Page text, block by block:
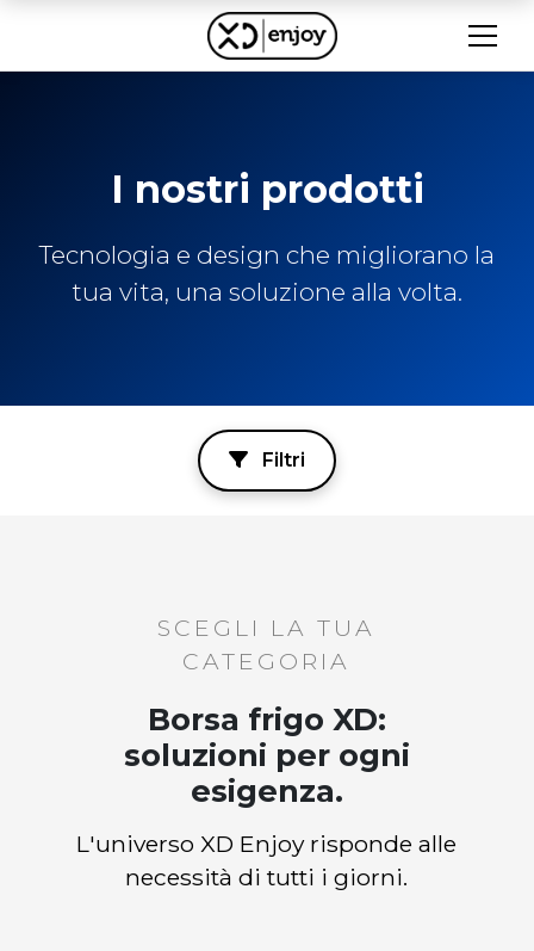
I nostri prodotti
Tecnologia e design che migliorano la
tua vita, una soluzione alla volta.
Filtri
SCEGLI LA TUA
CATEGORIA
Borsa frigo XD:
soluzioni per ogni
esigenza.
L'universo XD Enjoy risponde alle
necessità di tutti i giorni.